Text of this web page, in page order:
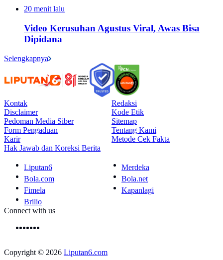
20 menit lalu
Video Kerusuhan Agustus Viral, Awas Bisa
Dipidana
Selengkapnya
Kontak
Redaksi
Disclaimer
Kode Etik
Pedoman Media Siber
Sitemap
Form Pengaduan
Tentang Kami
Karir
Metode Cek Fakta
Hak Jawab dan Koreksi Berita
Liputan6
Merdeka
Bola.com
Bola.net
Fimela
Kapanlagi
Brilio
Connect with us
Copyright © 2026 Liputan6.com